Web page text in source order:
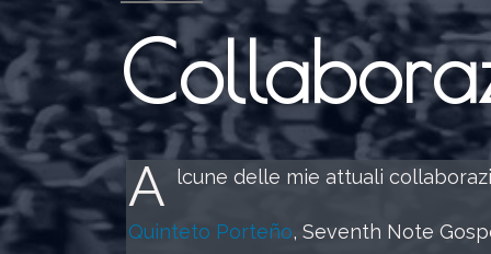
A lcune delle mie attuali
Quinteto Porteño, Seventh Note